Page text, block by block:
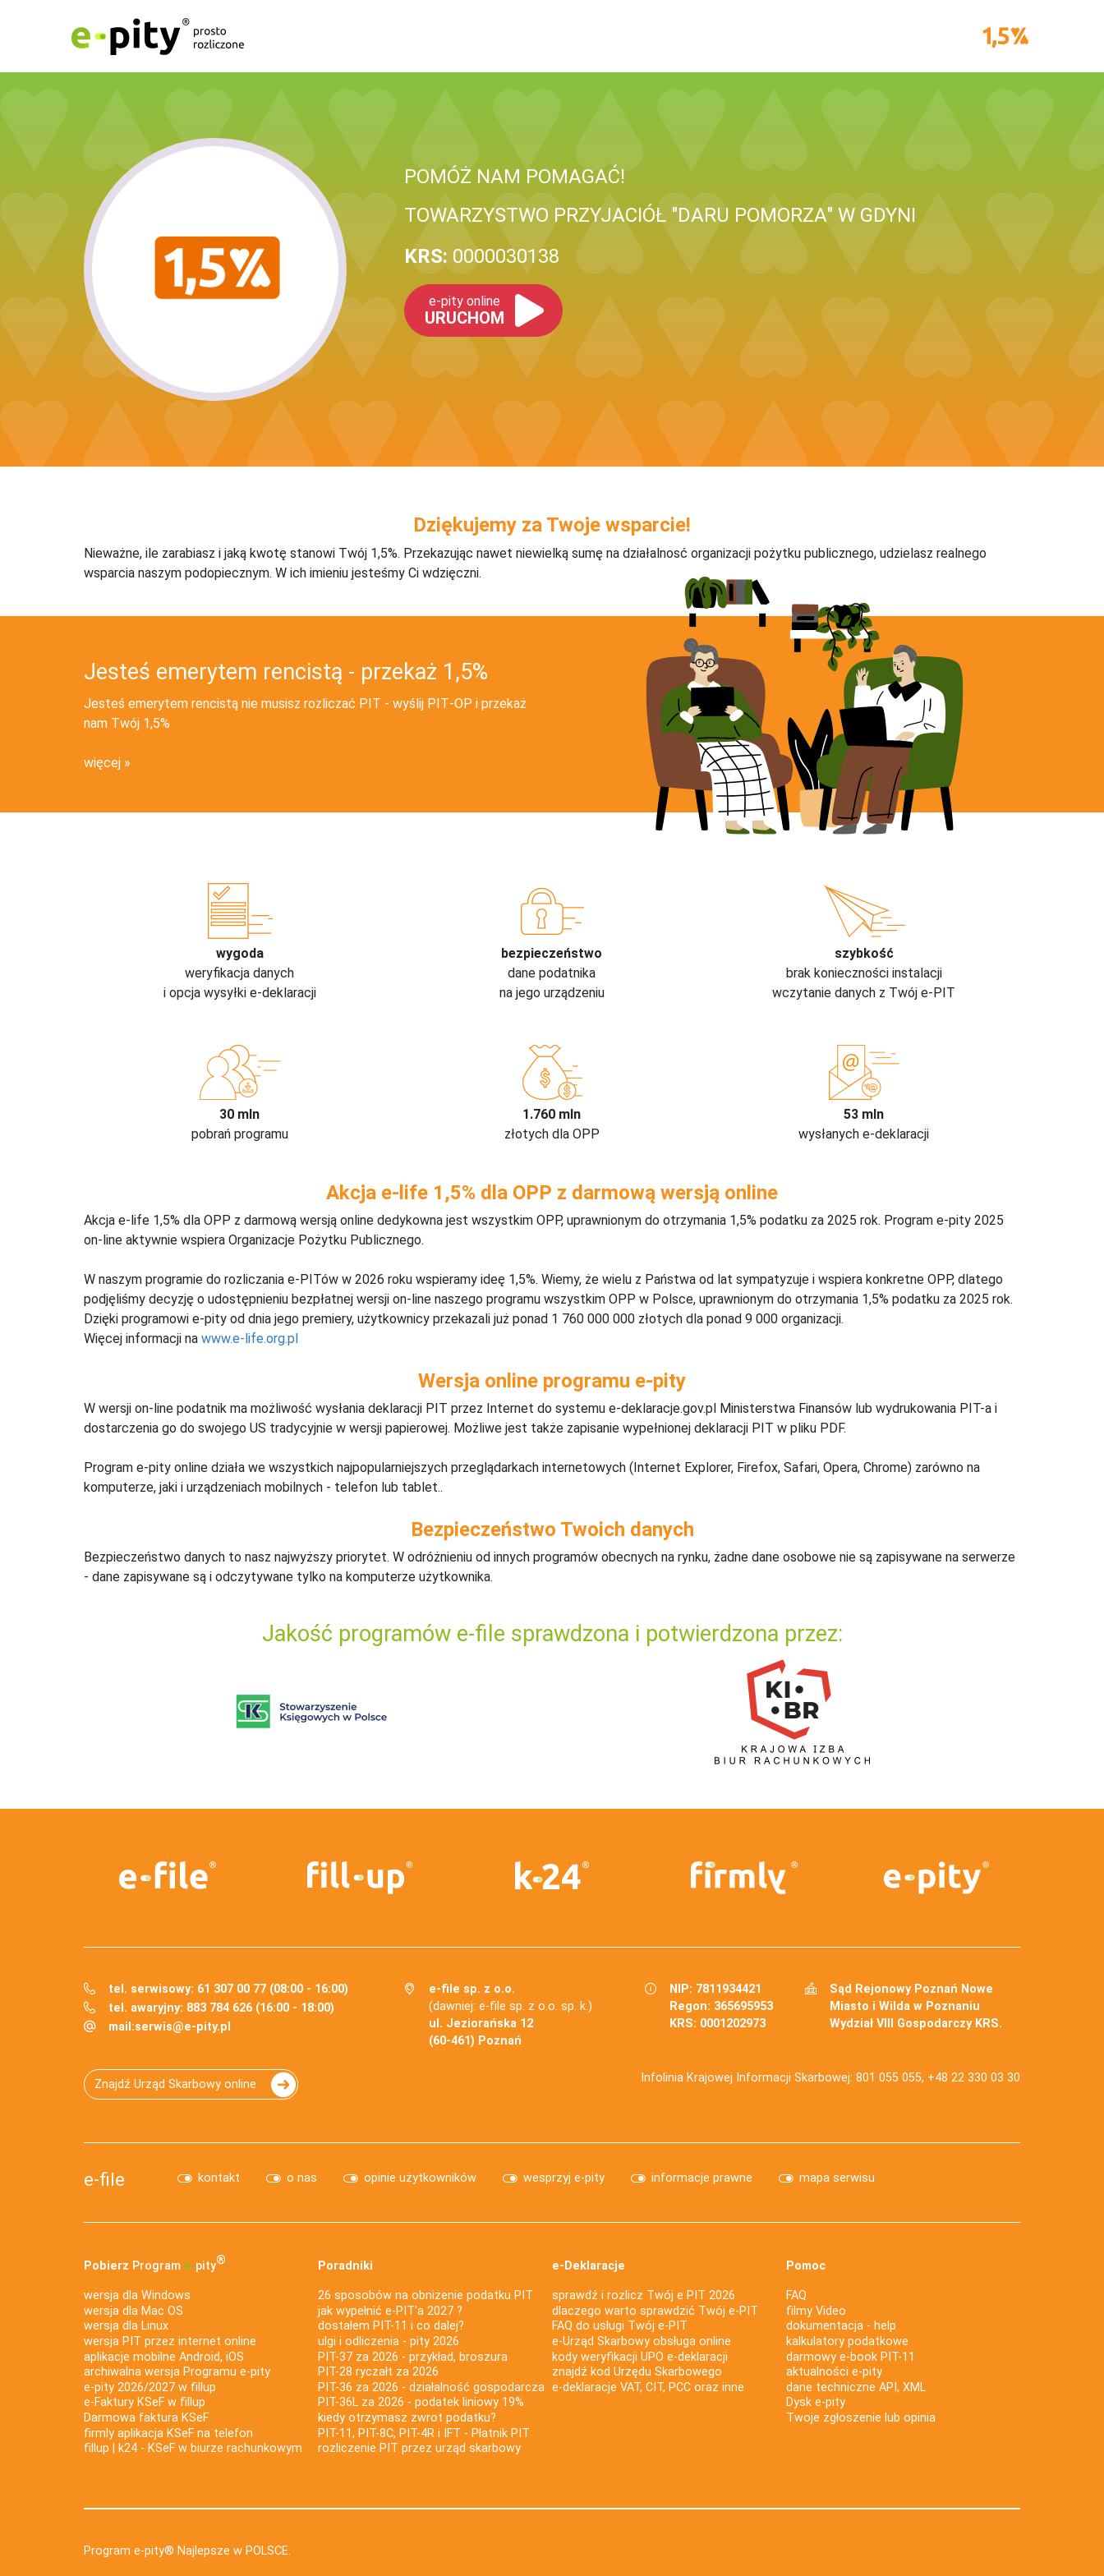
POMÓŻ NAM POMAGAĆ!
TOWARZYSTWO PRZYJACIÓŁ "DARU POMORZA" W GDYNI
KRS: 0000030138
e-pity online
URUCHOM
Dziękujemy za Twoje wsparcie!
Nieważne, ile zarabiasz i jaką kwotę stanowi Twój 1,5%. Przekazując nawet niewielką sumę na działalnosć organizacji pożytku publicznego, udzielasz realnego
wsparcia naszym podopiecznym. W ich imieniu jesteśmy Ci wdzięczni.
Jesteś emerytem rencistą - przekaż 1,5%
Jesteś emerytem rencistą nie musisz rozliczać PIT - wyślij PIT‑OP i przekaż
nam Twój 1,5%
więcej
wygoda
weryfikacja danych
i opcja wysyłki e-deklaracji
bezpieczeństwo
dane podatnika
na jego urządzeniu
szybkość
brak konieczności instalacji
wczytanie danych z Twój e-PIT
30 mln
pobrań programu
1.760 mln
złotych dla OPP
53 mln
wysłanych e-deklaracji
Akcja e-life 1,5% dla OPP z darmową wersją online
Akcja e-life 1,5% dla OPP z darmową wersją online dedykowna jest wszystkim OPP, uprawnionym do otrzymania 1,5% podatku za 2025 rok. Program e-pity 2025
on-line aktywnie wspiera Organizacje Pożytku Publicznego.
W naszym programie do rozliczania e-PITów w 2026 roku wspieramy ideę 1,5%. Wiemy, że wielu z Państwa od lat sympatyzuje i wspiera konkretne OPP, dlatego
podjęliśmy decyzję o udostępnieniu bezpłatnej wersji on-line naszego programu wszystkim OPP w Polsce, uprawnionym do otrzymania 1,5% podatku za 2025 rok.
Dzięki programowi e-pity od dnia jego premiery, użytkownicy przekazali już ponad 1 760 000 000 złotych dla ponad 9 000 organizacji.
Więcej informacji na www.e-life.org.pl
Wersja online programu e-pity
W wersji on-line podatnik ma możliwość wysłania deklaracji PIT przez Internet do systemu e-deklaracje.gov.pl Ministerstwa Finansów lub wydrukowania PIT-a i
dostarczenia go do swojego US tradycyjnie w wersji papierowej. Możliwe jest także zapisanie wypełnionej deklaracji PIT w pliku PDF.
Program e-pity online działa we wszystkich najpopularniejszych przeglądarkach internetowych (Internet Explorer, Firefox, Safari, Opera, Chrome) zarówno na
komputerze, jaki i urządzeniach mobilnych - telefon lub tablet..
Bezpieczeństwo Twoich danych
Bezpieczeństwo danych to nasz najwyższy priorytet. W odróżnieniu od innych programów obecnych na rynku, żadne dane osobowe nie są zapisywane na serwerze
- dane zapisywane są i odczytywane tylko na komputerze użytkownika.
Jakość programów e-file sprawdzona i potwierdzona przez:
tel. serwisowy: 61 307 00 77 (08:00 - 16:00)
tel. awaryjny: 883 784 626 (16:00 - 18:00)
mail:serwis@e-pity.pl
e-file sp. z o.o.
(dawniej: e-file sp. z o.o. sp. k.)
ul. Jeziorańska 12
(60-461) Poznań
NIP: 7811934421
Regon: 365695953
KRS: 0001202973
Sąd Rejonowy Poznań Nowe
Miasto i Wilda w Poznaniu
Wydział VIII Gospodarczy KRS.
Znajdź Urząd Skarbowy online Infolinia Krajowej Informacji Skarbowej: 801 055 055, +48 22 330 03 30
e-file kontakt o nas opinie użytkowników wesprzyj e-pity informacje prawne mapa serwisu
Pobierz Program e‑pity®
wersja dla Windows
wersja dla Mac OS
wersja dla Linux
wersja PIT przez internet online
aplikacje mobilne Android, iOS
archiwalna wersja Programu e-pity
e-pity 2026/2027 w fillup
e‑Faktury KSeF w fillup
Darmowa faktura KSeF
firmly aplikacja KSeF na telefon
fillup | k24 - KSeF w biurze rachunkowym
Poradniki
26 sposobów na obniżenie podatku PIT
jak wypełnić e-PIT'a 2027 ?
dostałem PIT-11 i co dalej?
ulgi i odliczenia - pity 2026
PIT-37 za 2026 - przykład, broszura
PIT-28 ryczałt za 2026
PIT-36 za 2026 - działalność gospodarcza
PIT-36L za 2026 - podatek liniowy 19%
kiedy otrzymasz zwrot podatku?
PIT-11, PIT-8C, PIT-4R i IFT - Płatnik PIT
rozliczenie PIT przez urząd skarbowy
e-Deklaracje
sprawdź i rozlicz Twój e PIT 2026
dlaczego warto sprawdzić Twój e-PIT
FAQ do usługi Twój e-PIT
e-Urząd Skarbowy obsługa online
kody weryfikacji UPO e-deklaracji
znajdź kod Urzędu Skarbowego
e-deklaracje VAT, CIT, PCC oraz inne
Pomoc
FAQ
filmy Video
dokumentacja - help
kalkulatory podatkowe
darmowy e-book PIT-11
aktualności e-pity
dane techniczne API, XML
Dysk e-pity
Twoje zgłoszenie lub opinia
Program e-pity® Najlepsze w POLSCE.